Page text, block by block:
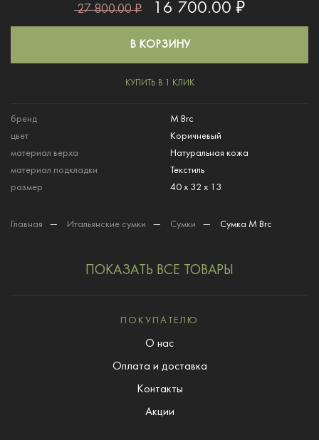
27 800.00 ₽ 16 700.00 ₽
В КОРЗИНУ
КУПИТЬ В 1 КЛИК
бренд
M Brc
цвет
Коричневый
материал верха
Натуральная кожа
материал подкладки
Текстиль
размер
40 x 32 x 13
Главная — Итальянские сумки — Сумки — Сумка M Brc
ПОКАЗАТЬ ВСЕ ТОВАРЫ
ПОКУПАТЕЛЮ
О нас
Оплата и доставка
Контакты
Акции